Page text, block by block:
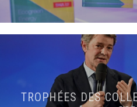
TROPHÉES DES